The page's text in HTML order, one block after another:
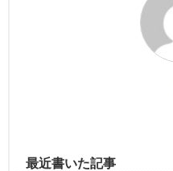
最近書いた記事